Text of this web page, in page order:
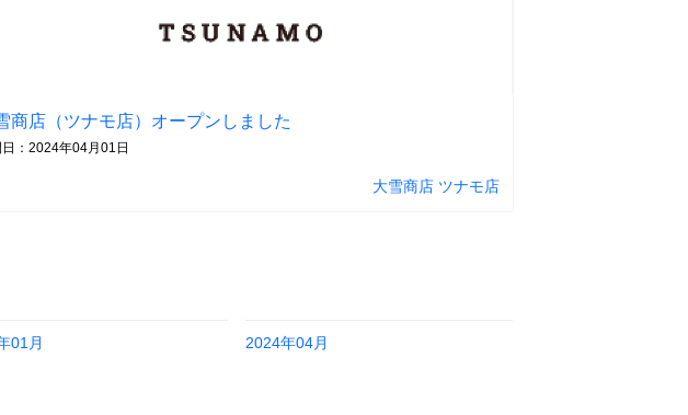
商店（ツナモ店）オープンしました
：2024年04月01日
大雪商店 ツナモ店
01月 2024年04月